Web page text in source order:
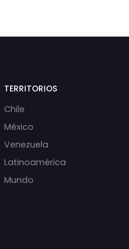
TERRITORIOS
Chile
México
Venezuela
Latinoamérica
Mundo